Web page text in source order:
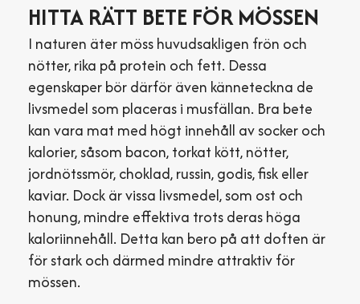
HITTA RÄTT BETE FÖR MÖSSEN
I naturen äter möss huvudsakligen frön och
nötter, rika på protein och fett. Dessa
egenskaper bör därför även känneteckna de
livsmedel som placeras i musfällan. Bra bete
kan vara mat med högt innehåll av socker och
kalorier, såsom bacon, torkat kött, nötter,
jordnötssmör, choklad, russin, godis, fisk eller
kaviar. Dock är vissa livsmedel, som ost och
honung, mindre effektiva trots deras höga
kaloriinnehåll. Detta kan bero på att doften är
för stark och därmed mindre attraktiv för
mössen.